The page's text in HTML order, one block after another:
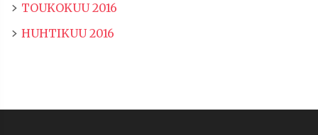
TOUKOKUU 2016
HUHTIKUU 2016